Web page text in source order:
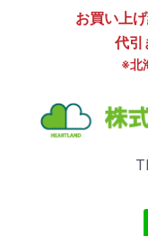
お買い上
代引
※北